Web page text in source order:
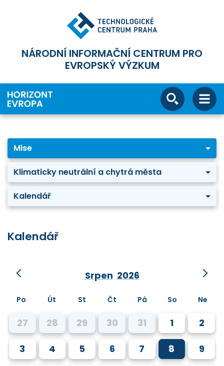
NÁRODNÍ INFORMAČNÍ CENTRUM PRO
EVROPSKÝ VÝZKUM
Mise
Klimaticky neutrální a chytrá města
Kalendář
Kalendář
Srpen 2026
Po Út St Čt Pá So Ne
27 28 29 30 31 1 2
3 4 5 6 7 8 9